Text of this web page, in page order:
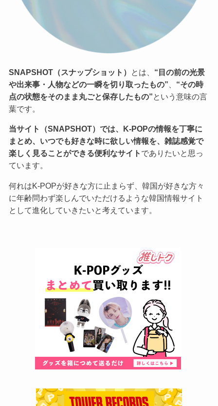
SNAPSHOT（スナップショット） とは、 “目の前の光景
や出来事・人物などの一瞬を切り取ったもの”
“その時
点の状態をそのまま丸ごと保存したもの”という意味の言
葉です。
当サイト（SNAPSHOT）では、K-POPの情報を丁寧に
まとめ、いつでも好きな時に欲しい情報を、雑誌感覚で
楽しく見ることができる便利なサイト でありたいと思っ
ています。
何れはK-POPが好きな方に止まらず、韓国が好きな方々
に年齢問わず楽しんでいただけるような韓国情報サイト
として進化していきたいと考えています。